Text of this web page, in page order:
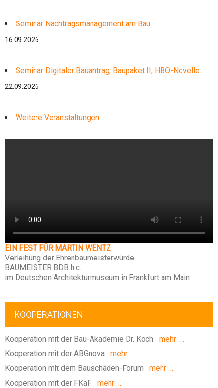
Seminar Nachtragsmanagement am Bau
16.09.2026
Seminar Digitaler Bauantrag, Baupaket II, HBO-Novelle
22.09.2026
Weitere Veranstaltungen
EIN FEST FÜR MARTIN WENTZ
Verleihung der Ehrenbaumeisterwürde
BAUMEISTER BDB h.c.
im Deutschen Architekturmuseum in Frankfurt am Main
KOOPERATIONEN
Kooperation mit der Bau-Akademie Dr. Koch mehr ….
Kooperation mit der ABGnova mehr ….
Kooperation mit dem Bauschäden-Forum mehr ….
Kooperation mit der FKaF mehr ….